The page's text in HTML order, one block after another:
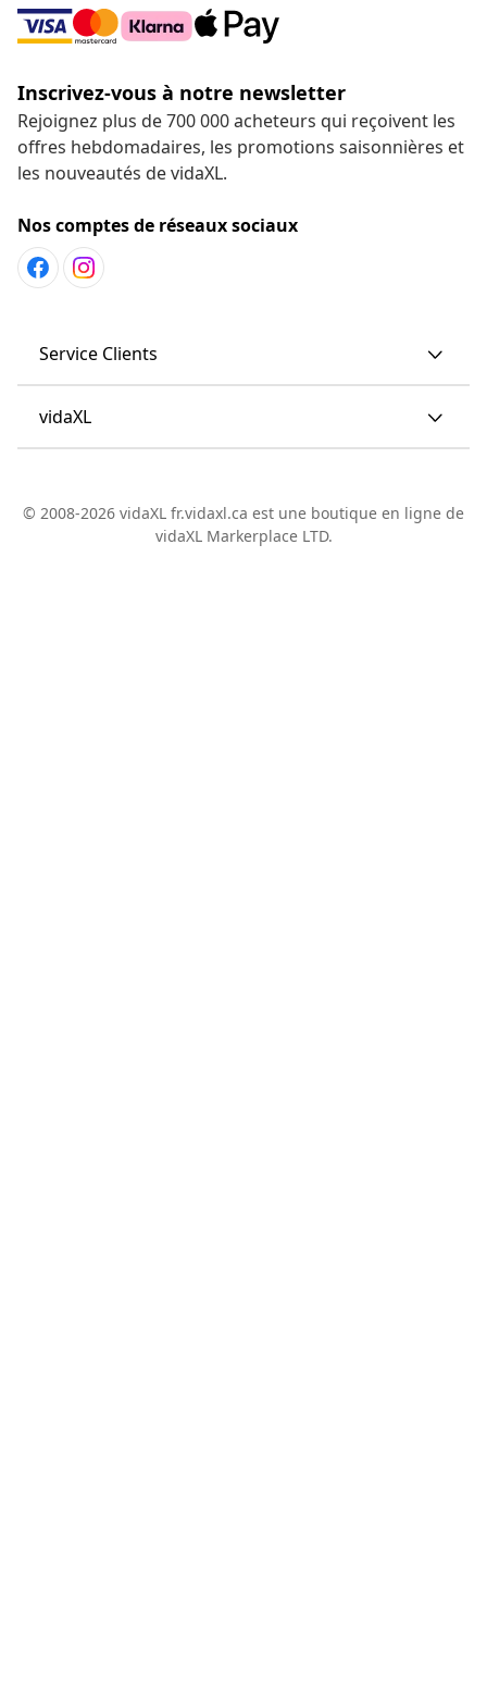
Inscrivez-vous à notre newsletter
Rejoignez plus de 700 000 acheteurs qui reçoivent les
offres hebdomadaires, les promotions saisonnières et
les nouveautés de vidaXL.
Nos comptes de réseaux sociaux
Service Clients
vidaXL
© 2008-2026 vidaXL fr.vidaxl.ca est une boutique en ligne de
vidaXL Markerplace LTD.